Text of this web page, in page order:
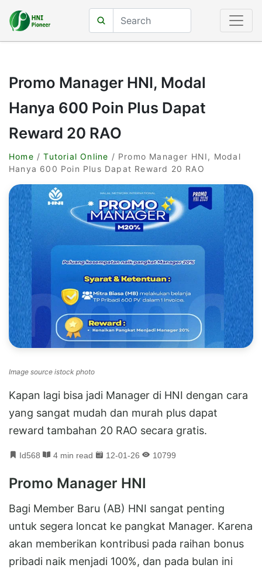
Promo Manager HNI, Modal
Hanya 600 Poin Plus Dapat
Reward 20 RAO
Home /Tutorial Online / Promo Manager HNI, Modal
Hanya 600 Poin Plus Dapat Reward 20 RAO
Image source istock photo
Kapan lagi bisa jadi Manager di HNI dengan cara
yang sangat mudah dan murah plus dapat
reward tambahan 20 RAO secara gratis.
Id568 4 min read 12-01-26 10799
Promo Manager HNI
Bagi Member Baru (AB) HNI sangat penting
untuk segera loncat ke pangkat Manager. Karena
akan memberikan kontribusi pada raihan bonus
pribadi naik menjadi 100%, dan pada bulan ini